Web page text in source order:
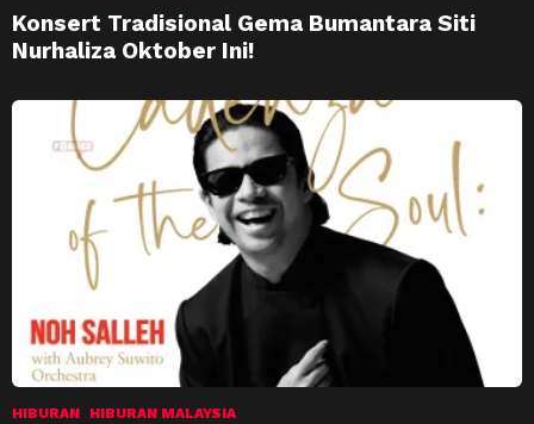
Konsert Tradisional Gema Bumantara Siti
Nurhaliza Oktober Ini!
HIBURAN HIBURAN MALAYSIA